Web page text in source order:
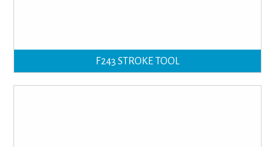
F243 STROKE TOOL